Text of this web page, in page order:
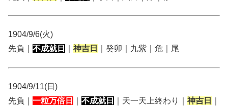
1904/9/6(火)
先負｜ 不成就日 神吉日 ｜癸卯｜九紫｜危｜尾
1904/9/11(日)
先負｜ 一粒万倍日 不成就日 ｜天一天上終わり｜ 神吉日